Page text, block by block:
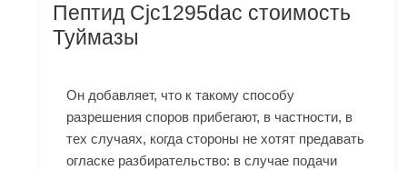
Пептид Cjc1295dac стоимость
Туймазы
Он добавляет, что к такому способу
разрешения споров прибегают, в частности, в
тех случаях, когда стороны не хотят предавать
огласке разбирательство: в случае подачи